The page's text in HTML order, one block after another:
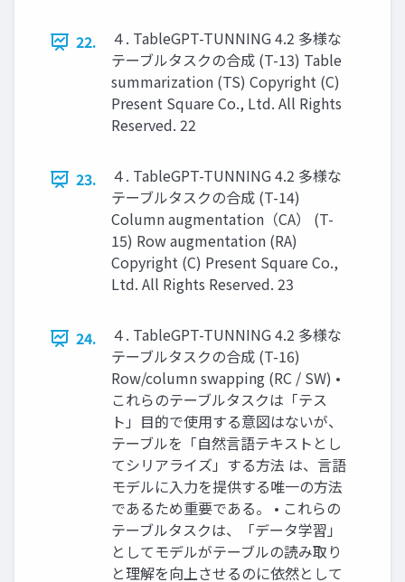
22.
４. TableGPT-TUNNING 4.2 多様な
テーブルタスクの合成 (T-13) Table
summarization (TS) Copyright (C)
Present Square Co., Ltd. All Rights
Reserved. 22
23.
４. TableGPT-TUNNING 4.2 多様な
テーブルタスクの合成 (T-14)
Column augmentation（CA） (T-
15) Row augmentation (RA)
Copyright (C) Present Square Co.,
Ltd. All Rights Reserved. 23
24.
４. TableGPT-TUNNING 4.2 多様な
テーブルタスクの合成 (T-16)
Row/column swapping (RC / SW) •
これらのテーブルタスクは「テス
ト」目的で使用する意図はないが、
テーブルを「自然言語テキストとし
てシリアライズ」する方法 は、言語
モデルに入力を提供する唯一の方法
であるため重要である。 • これらの
テーブルタスクは、「データ学習」
としてモデルがテーブルの読み取り
と理解を向上させるのに依然として